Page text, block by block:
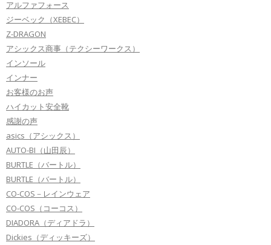
アルファフォース
ジーベック（XEBEC）
Z-DRAGON
アシックス商事（テクシーワークス）
インソール
インナー
お客様のお声
ハイカット安全靴
感謝の声
asics（アシックス）
AUTO-BI（山田辰）
BURTLE（バートル）
BURTLE（バートル）
CO-COS－レインウェア
CO-COS（コーコス）
DIADORA（ディアドラ）
Dickies（ディッキーズ）